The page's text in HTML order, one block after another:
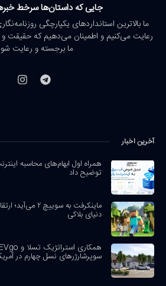
جایی که داستان‌ها سرخط
ما بالاترین استانداردهای یکپارچگی
رعایت می‌کنیم و اطمینان می‌دهیم که حقیقت
ما برجسته و رعایت
آخرین اخبار
همراه اول ابهام‌های محاسبه
توضیح داد
ماینکرفت به
دنیای بلاکی
سوپرشارژرهای نسل چهارم در